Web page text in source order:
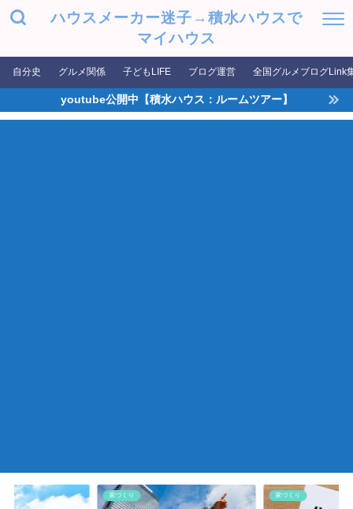
ハウスメーカー迷子→積水ハウスで
マイハウス
自分史 グルメ関係 子どもLIFE ブログ運営 全国グルメブログLink
youtube公開中【積水ハウス：ルームツアー】
家づくり